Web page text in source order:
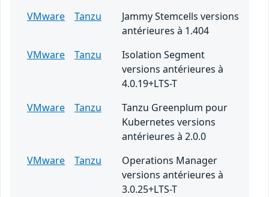
VMware
Tanzu
Jammy Stemcells versions
antérieures à 1.404
VMware
Tanzu
Isolation Segment
versions antérieures à
4.0.19+LTS-T
VMware
Tanzu
Tanzu Greenplum pour
Kubernetes versions
antérieures à 2.0.0
VMware
Tanzu
Operations Manager
versions antérieures à
3.0.25+LTS-T